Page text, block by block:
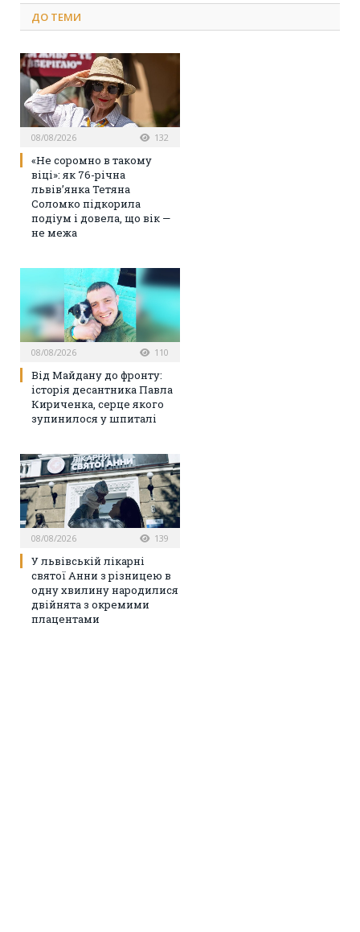
ДО ТЕМИ
08/08/2026 132
«Не соромно в такому
віці»: як 76-річна
львів’янка Тетяна
Соломко підкорила
подіум і довела, що вік —
не межа
08/08/2026 110
Від Майдану до фронту:
історія десантника Павла
Кириченка, серце якого
зупинилося у шпиталі
08/08/2026 139
У львівській лікарні
святої Анни з різницею в
одну хвилину народилися
двійнята з окремими
плацентами